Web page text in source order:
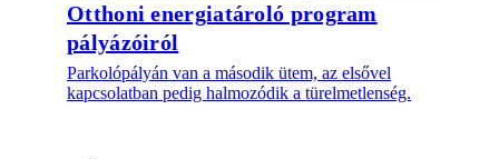
Otthoni energiatároló program
pályázóiról
Parkolópályán van a második ütem, az elsővel
kapcsolatban pedig halmozódik a türelmetlenség.